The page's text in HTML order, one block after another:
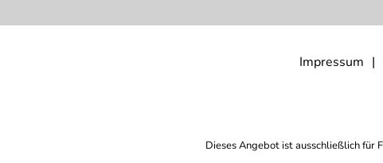
Impressum
Dieses Angebot ist ausschließlich für